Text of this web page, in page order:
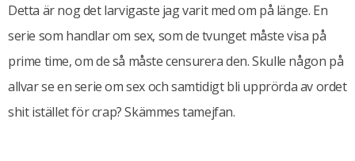
Detta är nog det larvigaste jag varit med om på länge. En
serie som handlar om sex, som de tvunget måste visa på
prime time, om de så måste censurera den. Skulle någon på
allvar se en serie om sex och samtidigt bli upprörda av ordet
shit istället för crap? Skämmes tamejfan.